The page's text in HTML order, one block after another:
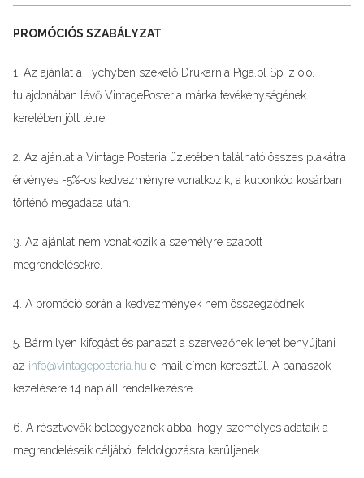
PROMÓCIÓS SZABÁLYZAT
1. Az ajánlat a Tychyben székelő Drukarnia Piga.pl Sp. z o.o.
tulajdonában lévő VintagePosteria márka tevékenységének
keretében jött létre.
2. Az ajánlat a Vintage Posteria üzletében található összes plakátra
érvényes -5%-os kedvezményre vonatkozik, a kuponkód kosárban
történő megadása után.
3. Az ajánlat nem vonatkozik a személyre szabott
megrendelésekre.
4. A promóció során a kedvezmények nem összegződnek.
5. Bármilyen kifogást és panaszt a szervezőnek lehet benyújtani
az info@vintageposteria.hu e-mail címen keresztül. A panaszok
kezelésére 14 nap áll rendelkezésre.
6. A résztvevők beleegyeznek abba, hogy személyes adataik a
megrendeléseik céljából feldolgozásra kerüljenek.